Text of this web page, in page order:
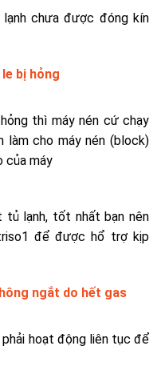
chưa được đóng kín
bị hỏng
thì máy nén cứ chạy
làm cho máy nén (block)
của máy
tủ lạnh, tốt nhất bạn nên
để được hổ trợ kịp
ngắt do hết gas
phải hoạt động liên tục để